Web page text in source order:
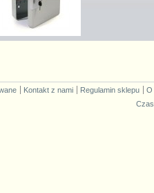
Kontakt z nami Regulamin sklepu
O